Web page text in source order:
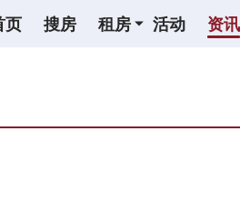
页 搜房 租房 活动 资讯